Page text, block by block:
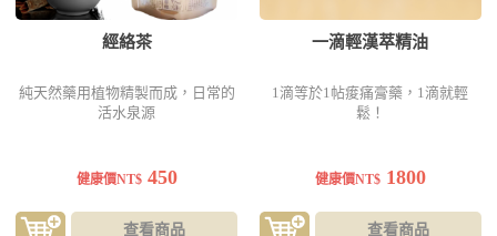
夏天容易感冒別煩惱，讓【天行悅】健康管理
顧問守護您的健康
夏天容易感冒不能過於心急，調養身體需要依靠長期飲食、作息
程，讓你就此走上通往健康的康莊大道。
經絡茶
純天然藥用植物精製而成，日常的
活水泉源
健康價NT$450
查看商品
一滴輕漢萃精油
1滴等於1帖痠痛膏藥，1滴就輕
鬆！
健康價NT$1800
查看商品